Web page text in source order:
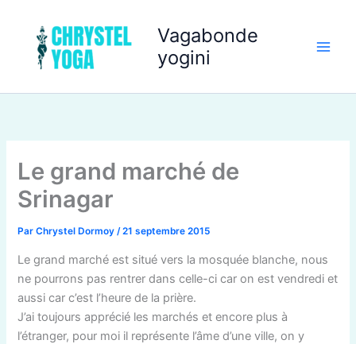
contenu
Vagabonde
yogini
Le grand marché de
Srinagar
ParChrystel Dormoy/21 septembre 2015
Le grand marché est situé vers la mosquée blanche, nous
ne pourrons pas rentrer dans celle-ci car on est vendredi et
aussi car c’est l’heure de la prière.
J’ai toujours apprécié les marchés et encore plus à
l’étranger, pour moi il représente l’âme d’une ville, on y